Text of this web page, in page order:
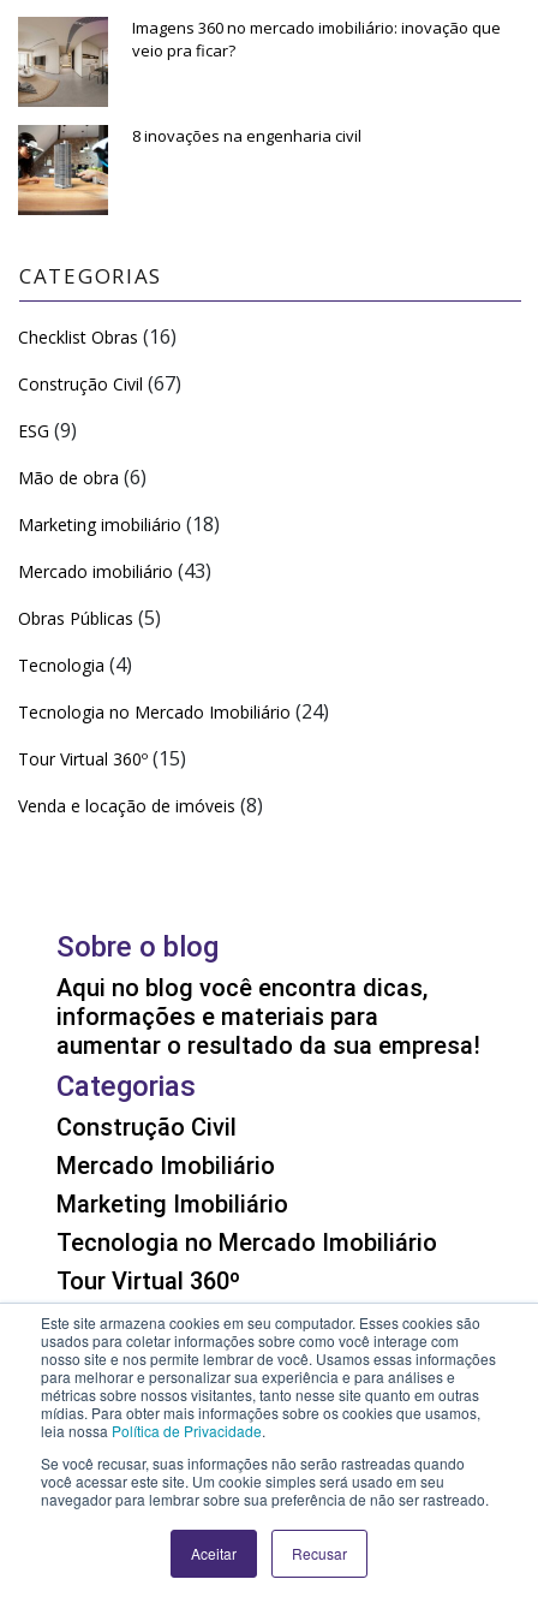
Este site armazena cookies em seu computador. Esses cookies são
usados para coletar informações sobre como você interage com
nosso site e nos permite lembrar de você. Usamos essas informações
para melhorar e personalizar sua experiência e para análises e
métricas sobre nossos visitantes, tanto nesse site quanto em outras
mídias. Para obter mais informações sobre os cookies que usamos,
leia nossa Política de Privacidade.
Se você recusar, suas informações não serão rastreadas quando
você acessar este site. Um cookie simples será usado em seu
navegador para lembrar sobre sua preferência de não ser rastreado.
Aceitar Recusar
Imagens 360 no mercado imobiliário: inovação que
veio pra ficar?
8 inovações na engenharia civil
CATEGORIAS
Checklist Obras (16)
Construção Civil (67)
ESG (9)
Mão de obra (6)
Marketing imobiliário (18)
Mercado imobiliário (43)
Obras Públicas (5)
Tecnologia (4)
Tecnologia no Mercado Imobiliário (24)
Tour Virtual 360º (15)
Venda e locação de imóveis (8)
Sobre o blog
Aqui no blog você encontra dicas,
informações e materiais para
aumentar o resultado da sua empresa!
Categorias
Construção Civil
Mercado Imobiliário
Marketing Imobiliário
Tecnologia no Mercado Imobiliário
Tour Virtual 360º
Venda e Locação de Imóveis
Contato
contato@banib.com
(11) 95959-4015